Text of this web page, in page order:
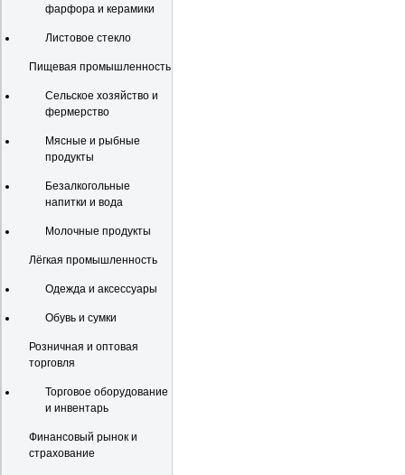
фарфора и керамики
Листовое стекло
Пищевая промышленность
Сельское хозяйство и
фермерство
Мясные и рыбные
продукты
Безалкогольные
напитки и вода
Молочные продукты
Лёгкая промышленность
Одежда и аксессуары
Обувь и сумки
Розничная и оптовая
торговля
Торговое оборудование
и инвентарь
Финансовый рынок и
страхование